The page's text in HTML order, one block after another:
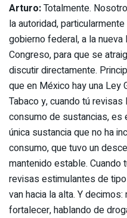
Arturo:Totalmente.
la autoridad,
gobierno federal, a la
Congreso, para que se
discutir directamente.
que en México hay una Ley
Tabaco y, cuando tú
consumo de sustancias,
única sustancia que no ha
consumo, que tuvo un
mantenido estable. Cuando
revisas estimulantes de
van hacia la alta. Y
fortalecer, hablando de